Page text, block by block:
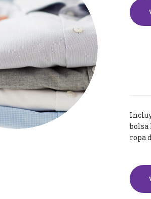
bolsa
ropa